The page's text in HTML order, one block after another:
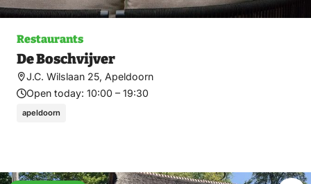
Restaurants
De Boschvijver
J.C. Wilslaan 25, Apeldoorn
Open today: 10:00 – 19:30
apeldoorn